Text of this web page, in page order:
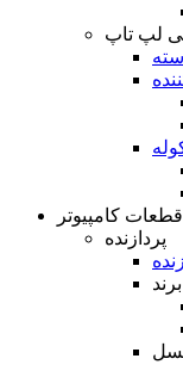
لپ تاپ
قطعات کامپیوتر
پردازنده